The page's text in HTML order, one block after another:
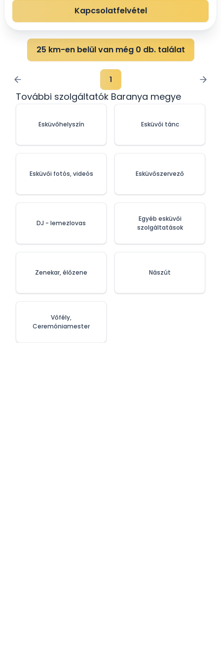
Kapcsolatfelvétel
25 km-en belül van még 0 db. találat
1
További szolgáltatók Baranya megye
Esküvőhelyszín
Esküvői fotós, videós
DJ - lemezlovas
Zenekar, élőzene
Vőfély,
Ceremóniamester
Esküvői tánc
Esküvőszervező
Egyéb esküvői
szolgáltatások
Nászút